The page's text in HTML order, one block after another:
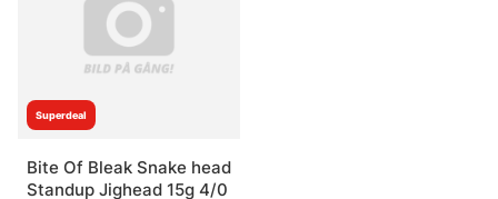
Superdeal
Bite Of Bleak Snake head
Standup Jighead 15g 4/0